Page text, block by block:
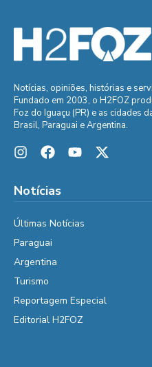
Notícias, opiniões, histórias e
Fundado em 2003, o H2FOZ
Foz do Iguaçu (PR) e as cidades
Brasil, Paraguai e Argentina.
Notícias
Últimas Notícias
Paraguai
Argentina
Turismo
Reportagem Especial
Editorial H2FOZ